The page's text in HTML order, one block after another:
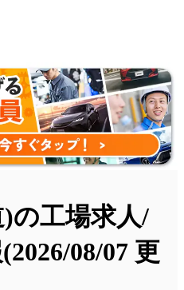
の工場求人/
(2026/08/07 更